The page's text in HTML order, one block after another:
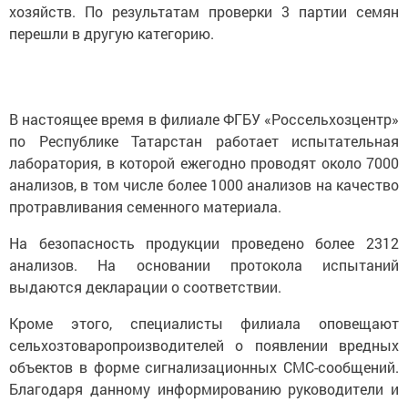
хозяйств. По результатам проверки 3 партии семян
перешли в другую категорию.
В настоящее время в филиале ФГБУ «Россельхозцентр»
по Республике Татарстан работает испытательная
лаборатория, в которой ежегодно проводят около 7000
анализов, в том числе более 1000 анализов на качество
протравливания семенного материала.
На безопасность продукции проведено более 2312
анализов. На основании протокола испытаний
выдаются декларации о соответствии.
Кроме этого, специалисты филиала оповещают
сельхозтоваропроизводителей о появлении вредных
объектов в форме сигнализационных СМС-сообщений.
Благодаря данному информированию руководители и